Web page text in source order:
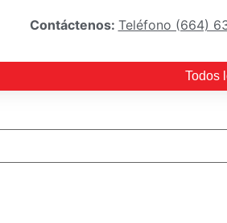
Contáctenos: Teléfono (664)
Todos